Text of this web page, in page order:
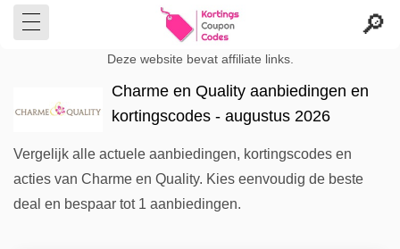
Deze website bevat affiliate links.
Charme en Quality aanbiedingen en
kortingscodes - augustus 2026
Vergelijk alle actuele aanbiedingen, kortingscodes en
acties van Charme en Quality. Kies eenvoudig de beste
deal en bespaar tot 1 aanbiedingen.